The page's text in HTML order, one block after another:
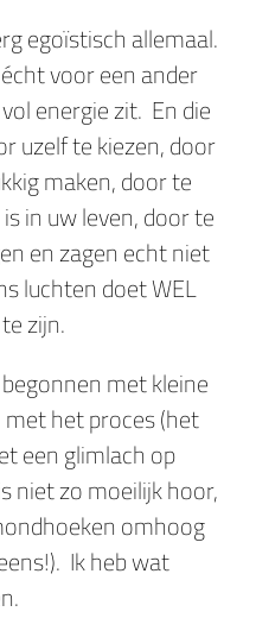
egoïstisch allemaal.
voor een ander
energie zit. En die
uzelf te kiezen, door
maken, door te
in uw leven, door te
en zagen echt niet
luchten doet WEL
zijn.
met kleine
met het proces (het
een glimlach op
niet zo moeilijk hoor,
omhoog
Ik heb wat